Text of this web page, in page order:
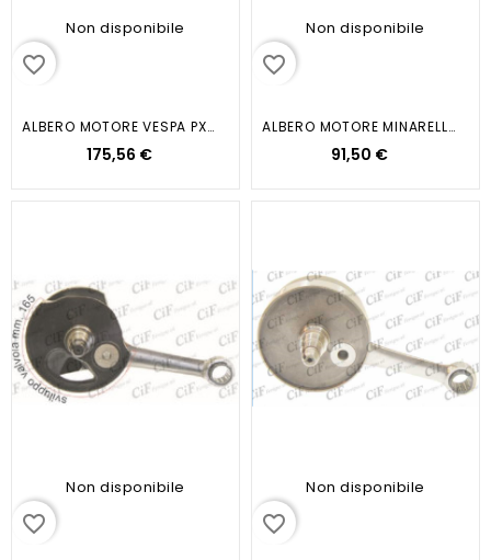
Non disponibile
favorite_border
ALBERO MOTORE VESPA PX 125-150
175,56 €
Non disponibile
favorite_border
ALBERO MOTORE MINARELLI...
91,50 €
Non disponibile
favorite_border
Non disponibile
favorite_border